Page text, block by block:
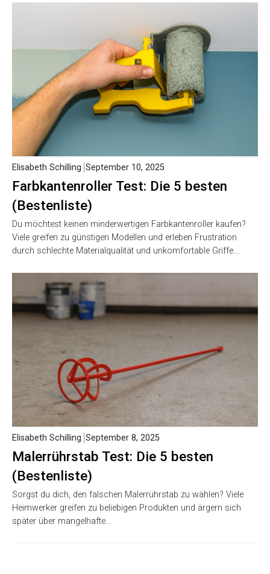
Farbkantenroller Test: Die 5 besten
(Bestenliste)
Elisabeth Schilling September 10, 2025
Du möchtest keinen minderwertigen Farbkantenroller kaufen?
Viele greifen zu günstigen Modellen und erleben Frustration
durch schlechte Materialqualität und unkomfortable Griffe….
Malerrührstab Test: Die 5 besten
(Bestenliste)
Elisabeth Schilling September 8, 2025
Sorgst du dich, den falschen Malerrührstab zu wählen? Viele
Heimwerker greifen zu beliebigen Produkten und ärgern sich
später über mangelhafte…